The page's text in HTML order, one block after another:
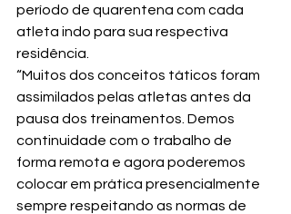
período de quarentena com cada
atleta indo para sua respectiva
residência.
“Muitos dos conceitos táticos foram
assimilados pelas atletas antes da
pausa dos treinamentos. Demos
continuidade com o trabalho de
forma remota e agora poderemos
colocar em prática presencialmente
sempre respeitando as normas de